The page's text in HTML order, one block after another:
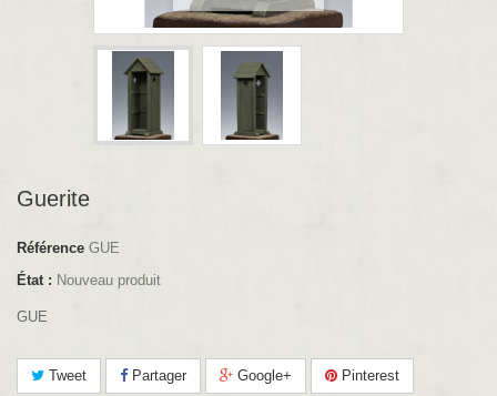
Guerite
Référence GUE
État : Nouveau produit
GUE
Tweet Partager Google+ Pinterest